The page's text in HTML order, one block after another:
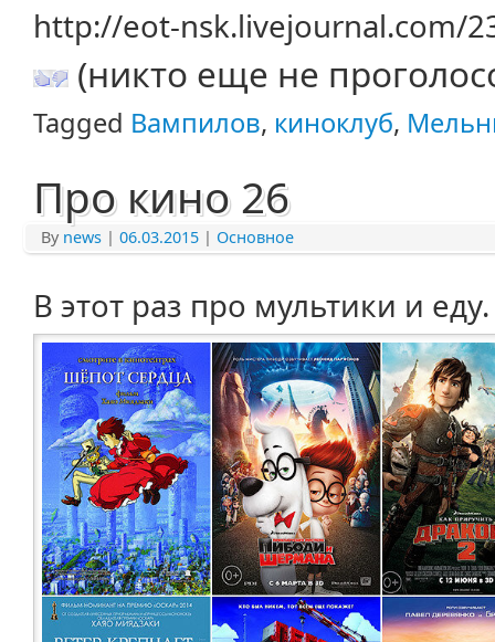
http://eot-nsk.livejournal.com/
(никто еще не
Tagged Вампилов, киноклуб,
Про кино 26
By news | 06.03.2015 | Основное
В этот раз про мультики и еду.